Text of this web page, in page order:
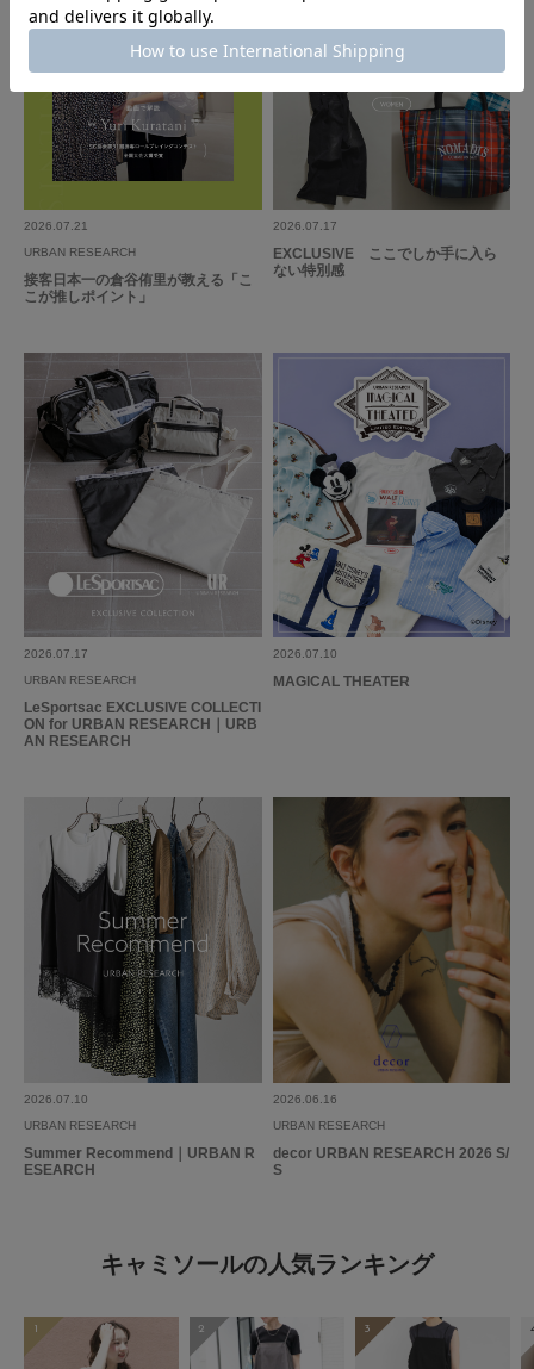
とじる
2026.07.21
URBAN RESEARCH
接客日本一の倉谷侑里が教える「こ
こが推しポイント」
2026.07.17
EXCLUSIVE ここでしか手に入ら
ない特別感
2026.07.17
URBAN RESEARCH
LeSportsac EXCLUSIVE COLLECTI
ON for URBAN RESEARCH｜URB
AN RESEARCH
2026.07.10
MAGICAL THEATER
2026.07.10
URBAN RESEARCH
Summer Recommend｜URBAN R
ESEARCH
2026.06.16
URBAN RESEARCH
decor URBAN RESEARCH 2026 S/
S
キャミソールの人気ランキング
1 2 3